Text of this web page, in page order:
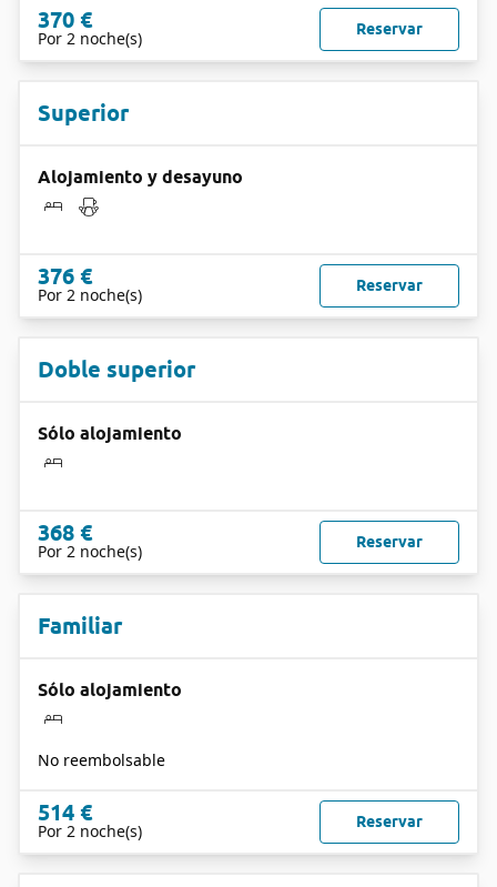
370 €
Por 2 noche(s) Reservar
Superior
Alojamiento y desayuno
376 €
Por 2 noche(s) Reservar
Doble superior
Sólo alojamiento
368 €
Por 2 noche(s) Reservar
Familiar
Sólo alojamiento
No reembolsable
514 €
Por 2 noche(s) Reservar